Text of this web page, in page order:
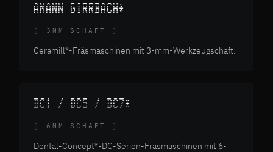
AMANN GIRRBACH*
3MM SCHAFT
Ceramill*-Fräsmaschinen mit 3-mm-Werkzeugschaft.
DC1 / DC5 / DC7*
6MM SCHAFT
Dental-Concept*-DC-Serien-Fräsmaschinen mit 6-